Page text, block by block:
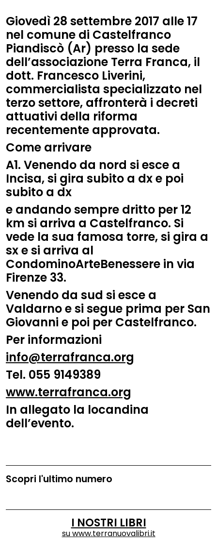
Giovedì 28 settembre 2017 alle 17
nel comune di Castelfranco
Piandiscò (Ar) presso la sede
dell’associazione Terra Franca, il
dott. Francesco Liverini,
commercialista specializzato nel
terzo settore, affronterà i decreti
attuativi della riforma
recentemente approvata.
Come arrivare
A1. Venendo da nord si esce a
Incisa, si gira subito a dx e poi
subito a dx
e andando sempre dritto per 12
km si arriva a Castelfranco. Si
vede la sua famosa torre, si gira a
sx e si arriva al
CondominoArteBenessere in via
Firenze 33.
Venendo da sud si esce a
Valdarno e si segue prima per San
Giovanni e poi per Castelfranco.
Per informazioni
info@terrafranca.org
Tel. 055 9149389
www.terrafranca.org
In allegato la locandina
dell’evento.
Scopri l'ultimo numero
I NOSTRI LIBRI
suwww.terranuovalibri.it